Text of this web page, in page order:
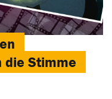
die Stimme